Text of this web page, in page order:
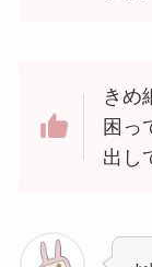
きめ
困っ
出し